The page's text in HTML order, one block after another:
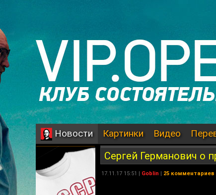
Новости Картинки Видео
Сергей Германович о
17.11.17 15:51 | Goblin | 25 комментариев